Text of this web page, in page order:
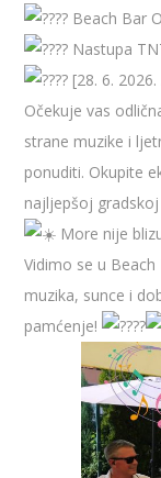
Beach Bar
Nastupa
[28. 6.
Očekuje vas
strane muzike i
ponuditi. Okupite
najljepšoj gradskoj
More nije
Vidimo se u
muzika, sunce i
pamćenje!